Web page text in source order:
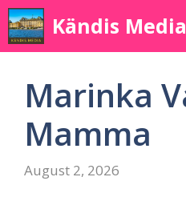
Skip
to
content
Kändis Media
Marinka
Mamma
August 2, 2026